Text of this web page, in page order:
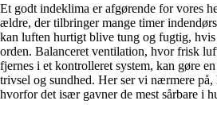
Et godt indeklima er afgørende for vores
ældre, der tilbringer mange timer
kan luften hurtigt blive tung og fugtig,
orden. Balanceret ventilation, hvor frisk
fjernes i et kontrolleret system, kan gøre
trivsel og sundhed. Her ser vi nærmere
hvorfor det især gavner de mest sårbare i